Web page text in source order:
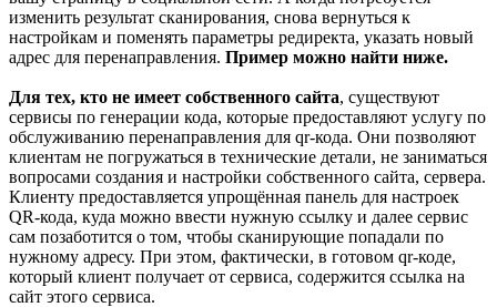
изменить результат сканирования, снова вернуться к
настройкам и поменять параметры редиректа, указать новый
адрес для перенаправления. Пример можно найти ниже.
Для тех, кто не имеет собственного сайта, существуют
сервисы по генерации кода, которые предоставляют услугу по
обслуживанию перенаправления для qr-кода. Они позволяют
клиентам не погружаться в технические детали, не заниматься
вопросами создания и настройки собственного сайта, сервера.
Клиенту предоставляется упрощённая панель для настроек
QR-кода, куда можно ввести нужную ссылку и далее сервис
сам позаботится о том, чтобы сканирующие попадали по
нужному адресу. При этом, фактически, в готовом qr-коде,
который клиент получает от сервиса, содержится ссылка на
сайт этого сервиса.